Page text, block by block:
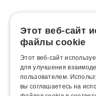
Этот веб-сайт
файлы cookie
Этот веб-сайт
для улучшения
пользователем.
вы соглашаетесь на